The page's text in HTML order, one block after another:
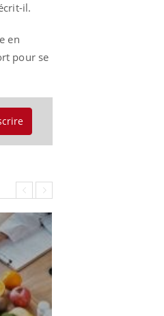
il.
en
pour se